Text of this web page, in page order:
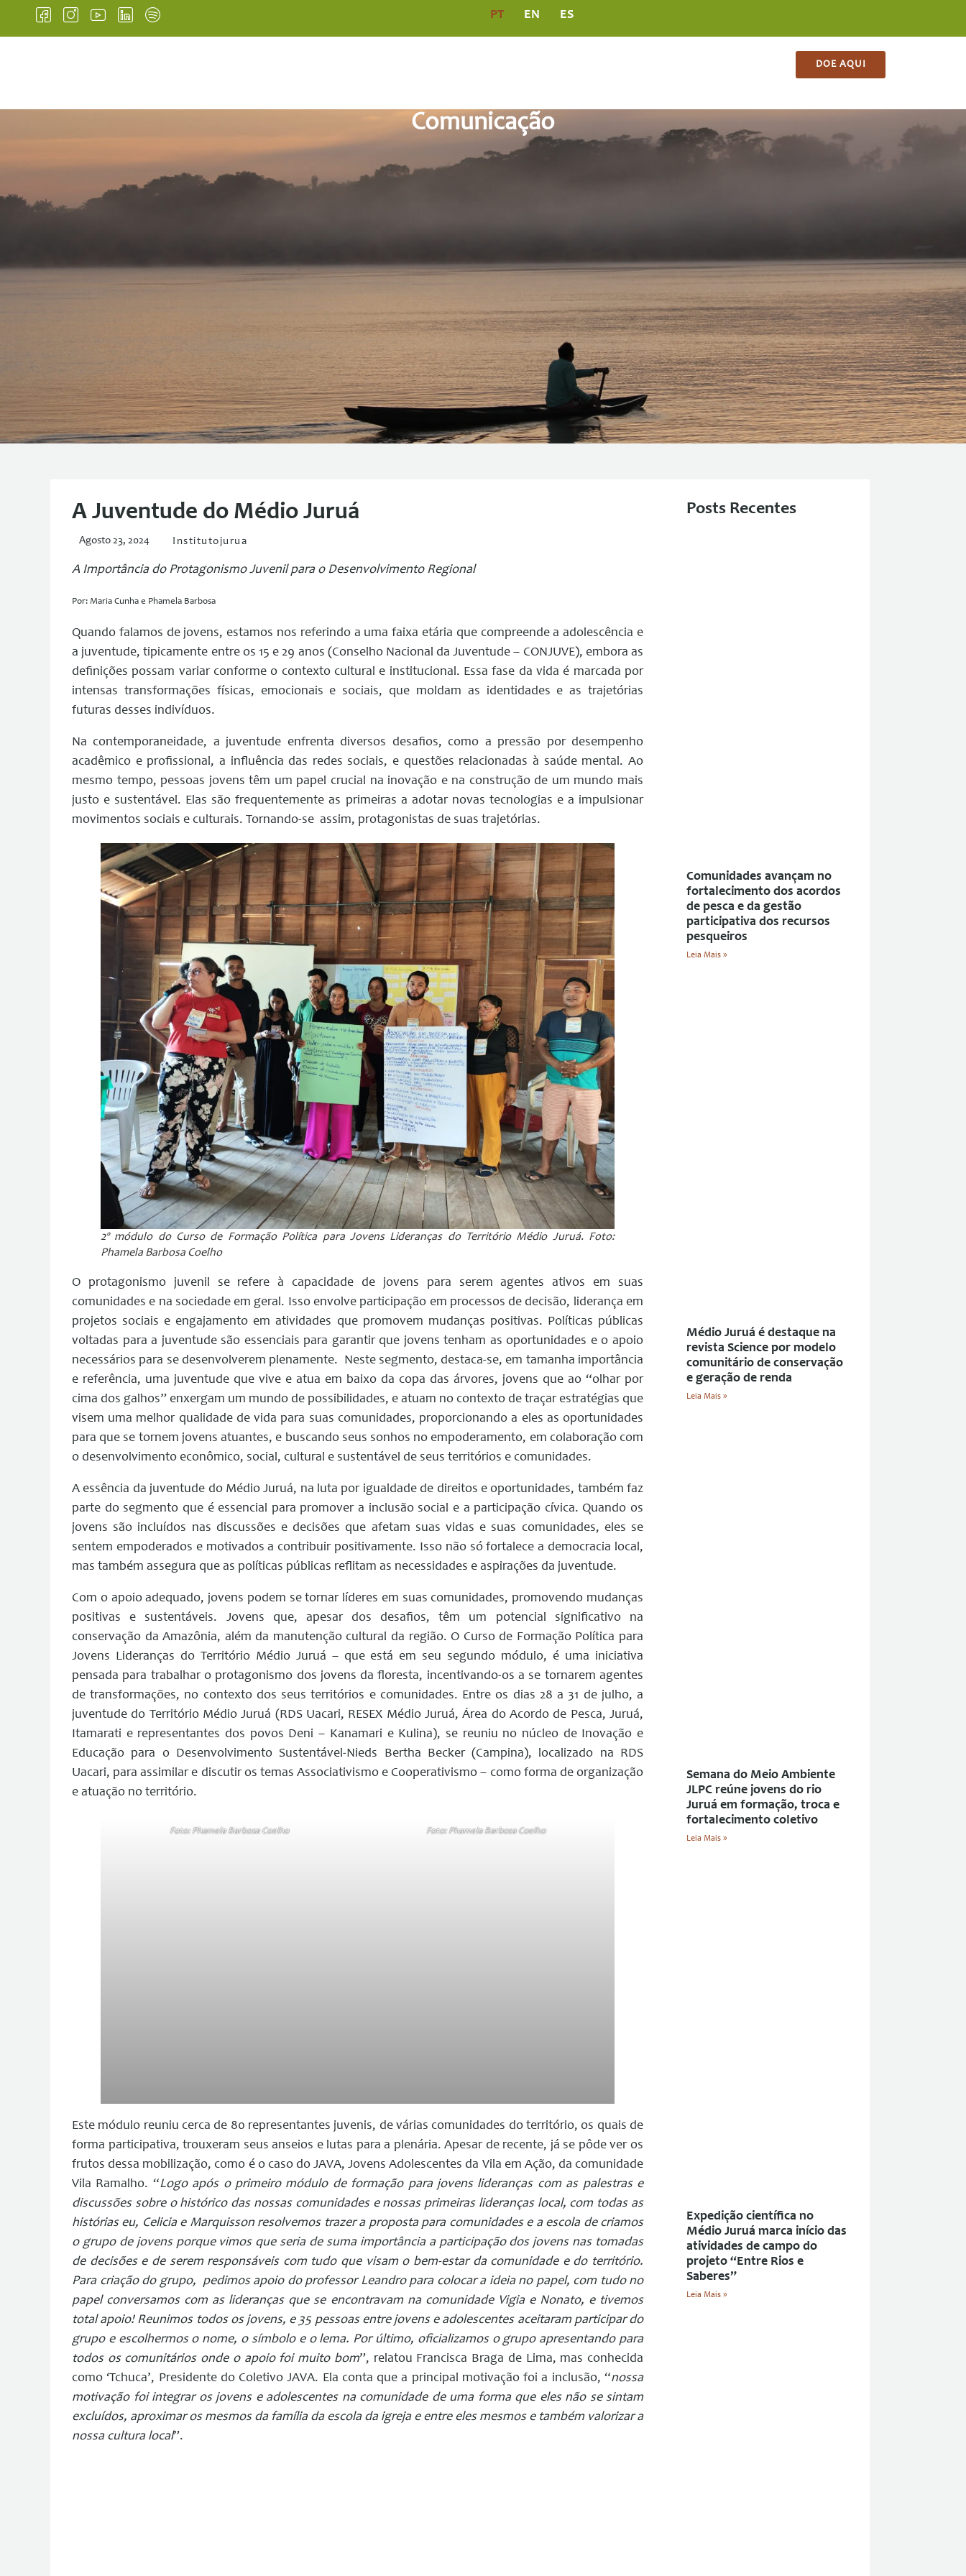
PT EN ES
DOE AQUI
Comunicação
A Juventude do Médio Juruá
Agosto 23, 2024 Institutojurua
A Importância do Protagonismo Juvenil para o Desenvolvimento Regional
Por: Maria Cunha e Phamela Barbosa
Quando falamos de jovens, estamos nos referindo a uma faixa etária que compreende a adolescência e
a juventude, tipicamente entre os 15 e 29 anos (Conselho Nacional da Juventude – CONJUVE), embora as
definições possam variar conforme o contexto cultural e institucional. Essa fase da vida é marcada por
intensas transformações físicas, emocionais e sociais, que moldam as identidades e as trajetórias
futuras desses indivíduos.
Na contemporaneidade, a juventude enfrenta diversos desafios, como a pressão por desempenho
acadêmico e profissional, a influência das redes sociais, e questões relacionadas à saúde mental. Ao
mesmo tempo, pessoas jovens têm um papel crucial na inovação e na construção de um mundo mais
justo e sustentável. Elas são frequentemente as primeiras a adotar novas tecnologias e a impulsionar
movimentos sociais e culturais. Tornando-se assim, protagonistas de suas trajetórias.
2º módulo do Curso de Formação Política para Jovens Lideranças do Território Médio Juruá. Foto:
Phamela Barbosa Coelho
O protagonismo juvenil se refere à capacidade de jovens para serem agentes ativos em suas
comunidades e na sociedade em geral. Isso envolve participação em processos de decisão, liderança em
projetos sociais e engajamento em atividades que promovem mudanças positivas. Políticas públicas
voltadas para a juventude são essenciais para garantir que jovens tenham as oportunidades e o apoio
necessários para se desenvolverem plenamente. Neste segmento, destaca-se, em tamanha importância
e referência, uma juventude que vive e atua em baixo da copa das árvores, jovens que ao “olhar por
cima dos galhos” enxergam um mundo de possibilidades, e atuam no contexto de traçar estratégias que
visem uma melhor qualidade de vida para suas comunidades, proporcionando a eles as oportunidades
para que se tornem jovens atuantes, e buscando seus sonhos no empoderamento, em colaboração com
o desenvolvimento econômico, social, cultural e sustentável de seus territórios e comunidades.
A essência da juventude do Médio Juruá, na luta por igualdade de direitos e oportunidades, também faz
parte do segmento que é essencial para promover a inclusão social e a participação cívica. Quando os
jovens são incluídos nas discussões e decisões que afetam suas vidas e suas comunidades, eles se
sentem empoderados e motivados a contribuir positivamente. Isso não só fortalece a democracia local,
mas também assegura que as políticas públicas reflitam as necessidades e aspirações da juventude.
Com o apoio adequado, jovens podem se tornar líderes em suas comunidades, promovendo mudanças
positivas e sustentáveis. Jovens que, apesar dos desafios, têm um potencial significativo na
conservação da Amazônia, além da manutenção cultural da região. O Curso de Formação Política para
Jovens Lideranças do Território Médio Juruá – que está em seu segundo módulo, é uma iniciativa
pensada para trabalhar o protagonismo dos jovens da floresta, incentivando-os a se tornarem agentes
de transformações, no contexto dos seus territórios e comunidades. Entre os dias 28 a 31 de julho, a
juventude do Território Médio Juruá (RDS Uacari, RESEX Médio Juruá, Área do Acordo de Pesca, Juruá,
Itamarati e representantes dos povos Deni – Kanamari e Kulina), se reuniu no núcleo de Inovação e
Educação para o Desenvolvimento Sustentável-Nieds Bertha Becker (Campina), localizado na RDS
Uacari, para assimilar e discutir os temas Associativismo e Cooperativismo – como forma de organização
e atuação no território.
Foto: Phamela Barbosa Coelho Foto: Phamela Barbosa Coelho
Este módulo reuniu cerca de 80 representantes juvenis, de várias comunidades do território, os quais de
forma participativa, trouxeram seus anseios e lutas para a plenária. Apesar de recente, já se pôde ver os
frutos dessa mobilização, como é o caso do JAVA, Jovens Adolescentes da Vila em Ação, da comunidade
Vila Ramalho. “Logo após o primeiro módulo de formação para jovens lideranças com as palestras e
discussões sobre o histórico das nossas comunidades e nossas primeiras lideranças local, com todas as
histórias eu, Celicia e Marquisson resolvemos trazer a proposta para comunidades e a escola de criamos
o grupo de jovens porque vimos que seria de suma importância a participação dos jovens nas tomadas
de decisões e de serem responsáveis com tudo que visam o bem-estar da comunidade e do território.
Para criação do grupo, pedimos apoio do professor Leandro para colocar a ideia no papel, com tudo no
papel conversamos com as lideranças que se encontravam na comunidade Vigia e Nonato, e tivemos
total apoio! Reunimos todos os jovens, e 35 pessoas entre jovens e adolescentes aceitaram participar do
grupo e escolhermos o nome, o símbolo e o lema. Por último, oficializamos o grupo apresentando para
todos os comunitários onde o apoio foi muito bom”, relatou Francisca Braga de Lima, mas conhecida
como ‘Tchuca’, Presidente do Coletivo JAVA. Ela conta que a principal motivação foi a inclusão, “nossa
motivação foi integrar os jovens e adolescentes na comunidade de uma forma que eles não se sintam
excluídos, aproximar os mesmos da família da escola da igreja e entre eles mesmos e também valorizar a
nossa cultura local”.
Posts Recentes
Comunidades avançam no
fortalecimento dos acordos
de pesca e da gestão
participativa dos recursos
pesqueiros
Leia Mais »
Médio Juruá é destaque na
revista Science por modelo
comunitário de conservação
e geração de renda
Leia Mais »
Semana do Meio Ambiente
JLPC reúne jovens do rio
Juruá em formação, troca e
fortalecimento coletivo
Leia Mais »
Expedição científica no
Médio Juruá marca início das
atividades de campo do
projeto “Entre Rios e
Saberes”
Leia Mais »